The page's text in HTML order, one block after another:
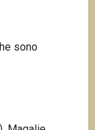
sono